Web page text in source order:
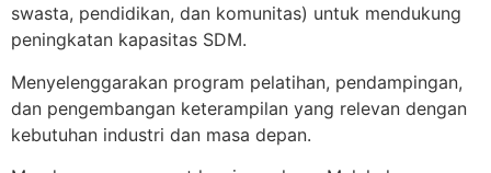
swasta, pendidikan, dan komunitas) untuk mendukung
peningkatan kapasitas SDM.
Menyelenggarakan program pelatihan, pendampingan,
dan pengembangan keterampilan yang relevan dengan
kebutuhan industri dan masa depan.